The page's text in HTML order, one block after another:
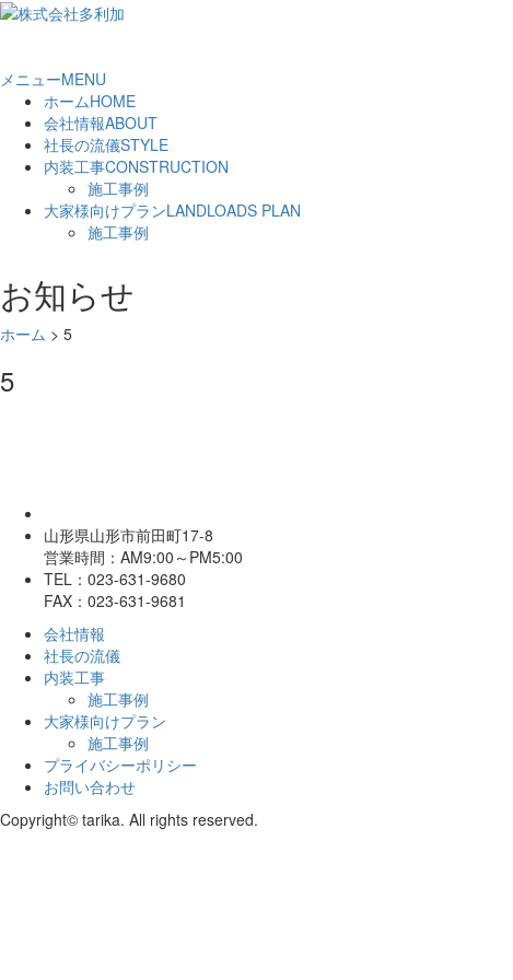
メニューMENU
ホームHOME
会社情報ABOUT
社長の流儀STYLE
内装工事CONSTRUCTION
施工事例
大家様向けプランLANDLOADS PLAN
施工事例
お知らせ
ホーム > 5
5
山形県山形市前田町17-8
営業時間：AM9:00～PM5:00
TEL：023-631-9680
FAX：023-631-9681
会社情報
社長の流儀
内装工事
施工事例
大家様向けプラン
施工事例
プライバシーポリシー
お問い合わせ
Copyright© tarika. All rights reserved.